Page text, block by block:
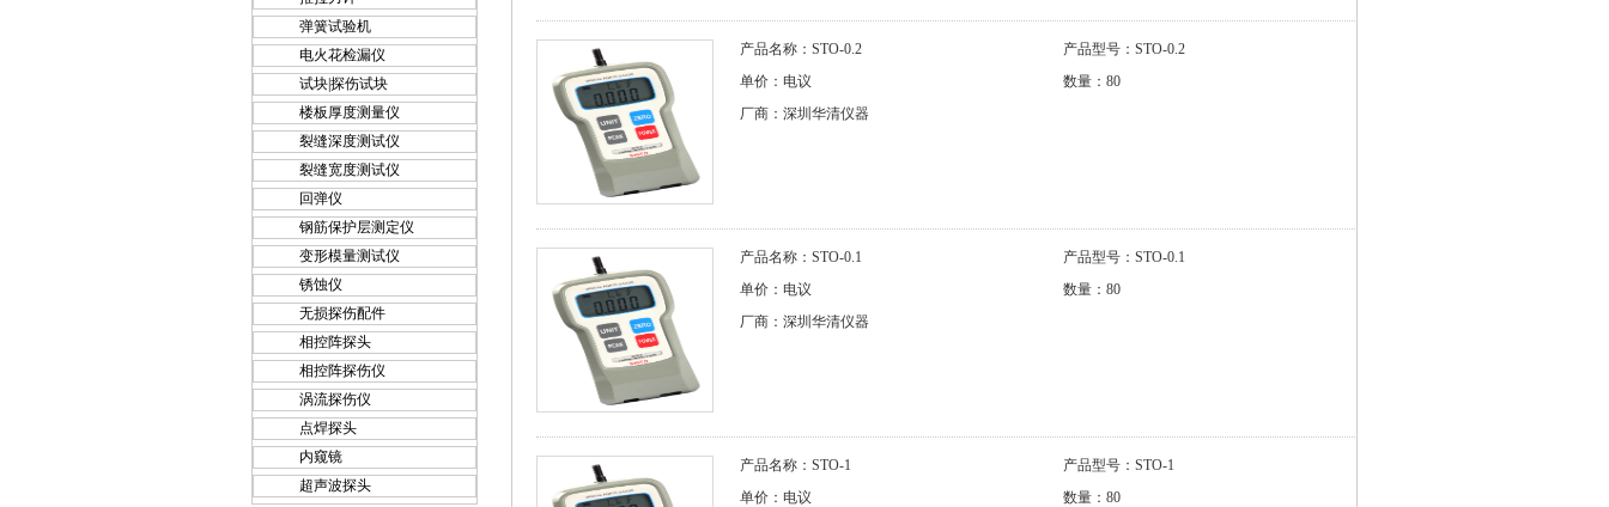
弹簧试验机
电火花检漏仪
试块|探伤试块
楼板厚度测量仪
裂缝深度测试仪
裂缝宽度测试仪
回弹仪
钢筋保护层测定仪
变形模量测试仪
锈蚀仪
无损探伤配件
相控阵探头
相控阵探伤仪
涡流探伤仪
点焊探头
内窥镜
超声波探头
产品名称：STO-0.2
单价：电议
厂商：深圳华清仪器
产品型号：STO-0.2
数量：80
产品名称：STO-0.1
单价：电议
厂商：深圳华清仪器
产品型号：STO-0.1
数量：80
产品名称：STO-1
单价：电议
产品型号：STO-1
数量：80